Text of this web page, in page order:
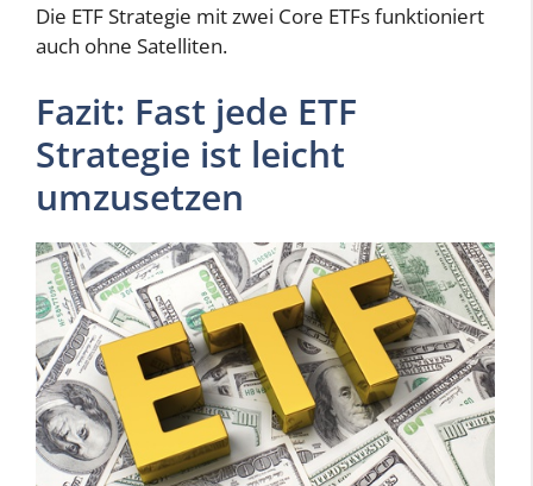
Die ETF Strategie mit zwei Core ETFs funktioniert
auch ohne Satelliten.
Fazit: Fast jede ETF
Strategie ist leicht
umzusetzen